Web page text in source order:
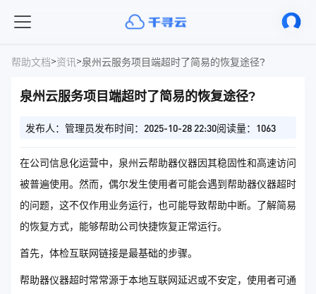
帮助文档>资讯>泉州云服务项目端超时了简易的恢复途径?
泉州云服务项目端超时了简易的恢复途径?
发布人：管理员发布时间：2025-10-28 22:30阅读量：1063
在公司信息化运营中，泉州云帮助器仪器因其稳固性和高速访问
被普遍使用。然而，偶尔发生使用者可能会遇到帮助器仪器超时
的问题，这不仅作用业务运行，也可能导致帮助中断。了解简易
的恢复方式，能够帮助公司快捷恢复正常运行。
首先，体检互联网链接是最基础的步骤。
帮助器仪器超时常常源于本地互联网延迟或不安定，使用者可通